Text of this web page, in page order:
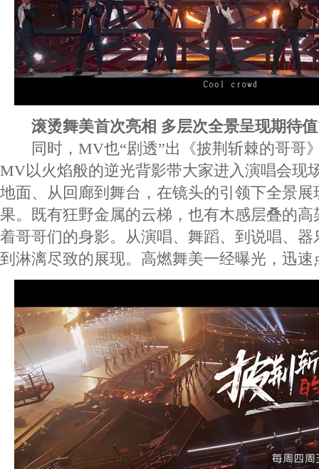
滚烫舞美首次亮相 多层次全景呈现期待
同时，MV也“剧透”出《披荆斩棘的哥哥
MV以火焰般的逆光背影带大家进入演唱会现
地面、从回廊到舞台，在镜头的引领下全景
果。既有狂野金属的云梯，也有木感层叠的
着哥哥们的身影。从演唱、舞蹈、到说唱、
到淋漓尽致的展现。高燃舞美一经曝光，迅速